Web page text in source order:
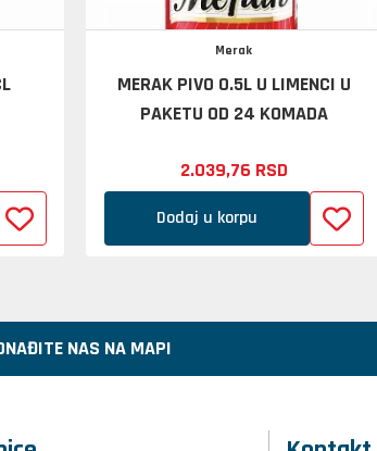
Merak
MERAK PIVO 0.5L U LIMENCI U
PAKETU OD 24 KOMADA
2.039,76 RSD
Dodaj u korpu
NAS NA MAPI